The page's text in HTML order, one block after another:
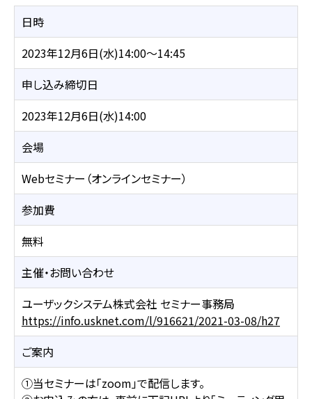
日時
2023年12月6日(水)14:00～14:45
申し込み締切日
2023年12月6日(水)14:00
会場
Webセミナー（オンラインセミナー）
参加費
無料
主催・お問い合わせ
ユーザックシステム株式会社 セミナー事務局
https://info.usknet.com/l/916621/2021-03-08/h27
ご案内
①当セミナーは「zoom」で配信します。